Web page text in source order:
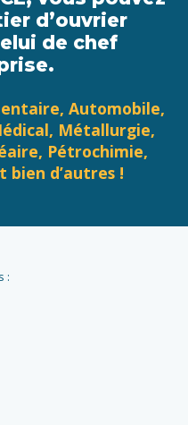
d’ouvrier
de chef
Automobile,
Métallurgie,
Pétrochimie,
bien d’autres !
: